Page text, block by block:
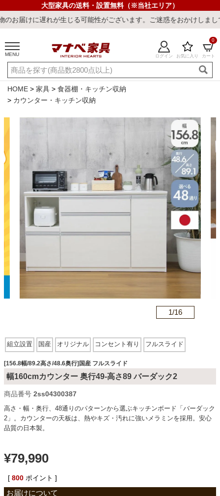
大型家具の送料・設置無料（※当社エリア）
じる可能性がございます。ご迷惑をおかけしまして誠に申し訳ござ
MENU ログイン お気に入り カート
0
ご利用ガイド 新規会員登録
店舗一覧 閲覧履歴
よくある質問
キーワード・商品番号で探す
最短発送 冷感ラグ ウィルトンラ
ダイニングテーブル・セット
椅子・チェア
食器棚・キッチン収納
ベッド
収納家具
HOME 家具
食器棚・キッチン収納
カウンター・キッチン収納
1/16
組立設置 国産 オリジナル コンセント有り フルスライド
[156.8幅/89.2高さ/48.6奥行]国産 フルスライド
幅160cmカウンター 奥行49-高さ89 バーダック2
商品番号 2ss04300387
高さ・幅・奥行、48通りのパターンから選ぶキッチンボード「バーダック
2」。カウンターの天板は、熱やキズ・汚れに強いメラミンを採用。安心
品質の日本製。
¥79,990
[ 800 ポイント ]